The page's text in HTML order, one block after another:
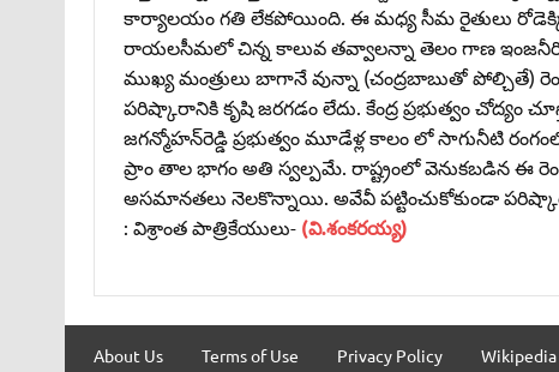
కార్యాలయం గతి లేకపోయింది. ఈ మధ్య సీమ రైతులు రోడెక్కి
రాయలసీమలో చిన్న కాలువ తవ్వాలన్నా తెలం గాణ
ముఖ్య మంత్రులు బాగానే వున్నా (చంద్రబాబుతో పోల్చితే)
పరిష్కారానికి కృషి జరగడం లేదు. కేంద్ర ప్రభుత్వం చోద్యం
జగన్మోహన్‌రెడ్డి ప్రభుత్వం మూడేళ్ల కాలం లో సాగునీటి
ప్రాం తాల భాగం అతి స్వల్పమే. రాష్ట్రంలో వెనుకబడిన ఈ
అసమానతలు నెలకొన్నాయి. అవేవీ పట్టించుకోకుండా పరిష్కార
: విశ్రాంత పాత్రికేయులు- (వి.శంకరయ్య)
About Us Terms of Use Privacy Policy Wikipedia